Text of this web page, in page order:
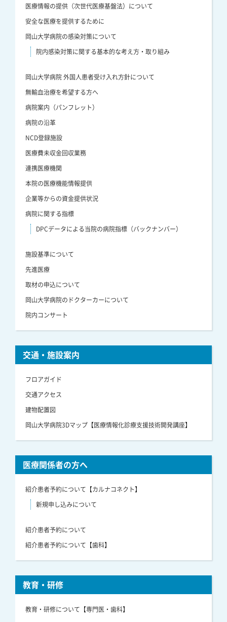
医療情報の提供（次世代医療基盤法）について
安全な医療を提供するために
岡山大学病院の感染対策について
院内感染対策に関する基本的な考え方・取り組み
岡山大学病院 外国人患者受け入れ方針について
無輸血治療を希望する方へ
病院案内（パンフレット）
病院の沿革
NCD登録施設
医療費未収金回収業務
連携医療機関
本院の医療機能情報提供
企業等からの資金提供状況
病院に関する指標
DPCデータによる当院の病院指標（バックナンバー）
施設基準について
先進医療
取材の申込について
岡山大学病院のドクターカーについて
院内コンサート
交通・施設案内
フロアガイド
交通アクセス
建物配置図
岡山大学病院3Dマップ【医療情報化診療支援技術開発講座】
医療関係者の方へ
紹介患者予約について【カルナコネクト】
新規申し込みについて
紹介患者予約について
紹介患者予約について【歯科】
教育・研修
教育・研修について【専門医・歯科】